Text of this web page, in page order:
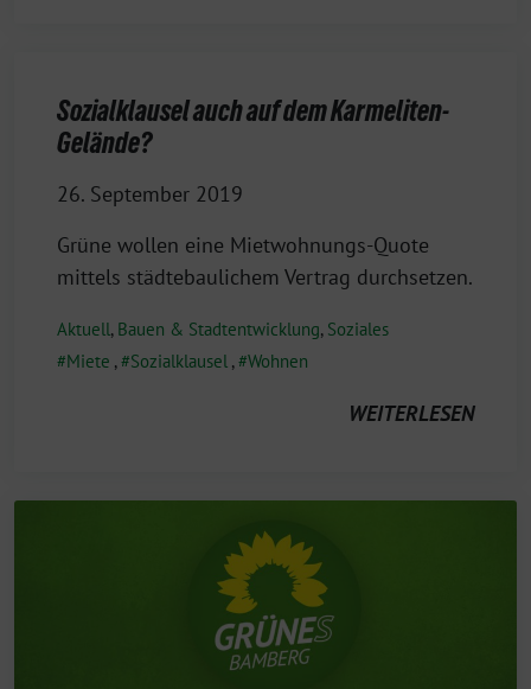
Sozialklausel auch auf dem Karmeliten-
Gelände?
26. September 2019
Grüne wollen eine Mietwohnungs-Quote
mittels städtebaulichem Vertrag durchsetzen.
Aktuell, Bauen & Stadtentwicklung, Soziales
Miete , Sozialklausel , Wohnen
WEITERLESEN